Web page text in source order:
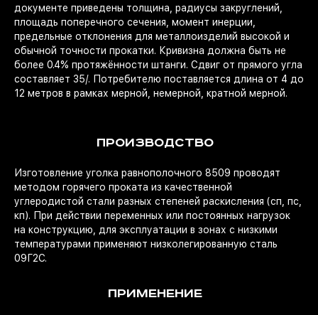
документе приведены толщина, радиусы закруглений,
площадь поперечного сечения, момент инерции,
предельные отклонения для металлоизделий высокой и
обычной точности прокатки. Кривизна должна быть не
более 0.4% протяжённости штанги. Сдвиг от прямого угла
составляет 35/. Потребителю поставляется длина от 4 до
12 метров в рамках мерной, немерной, кратной мерной.
ПРОИЗВОДСТВО
Изготовление уголка равнополочного 8509 проводят
методом горячего проката из качественной
углеродистой стали разных степеней раскисления (сп, пс,
кп). При действии переменных или постоянных нагрузок
на конструкцию, для эксплуатации в зонах с низкими
температурами применяют низколегированную сталь
09Г2С.
ПРИМЕНЕНИЕ